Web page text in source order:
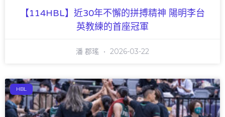
【114HBL】近30年不懈的拼搏精神 陽明李台
英教練的首座冠軍
潘 郡瑤 2026-03-22
HBL